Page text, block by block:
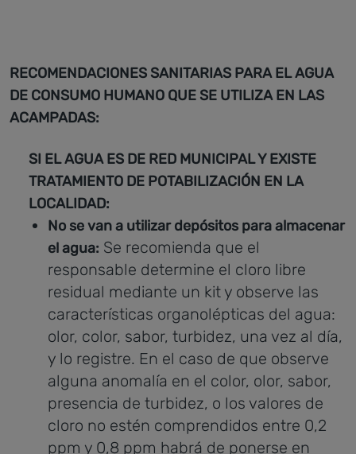
RECOMENDACIONES SANITARIAS PARA EL AGUA
DE CONSUMO HUMANO QUE SE UTILIZA EN LAS
ACAMPADAS:
SI EL AGUA ES DE RED MUNICIPAL Y EXISTE
TRATAMIENTO DE POTABILIZACIÓN EN LA
LOCALIDAD:
No se van a utilizar depósitos para almacenar
el agua: Se recomienda que el
responsable determine el cloro libre
residual mediante un kit y observe las
características organolépticas del agua:
olor, color, sabor, turbidez, una vez al día,
y lo registre. En el caso de que observe
alguna anomalía en el color, olor, sabor,
presencia de turbidez, o los valores de
cloro no estén comprendidos entre 0,2
ppm y 0,8 ppm habrá de ponerse en